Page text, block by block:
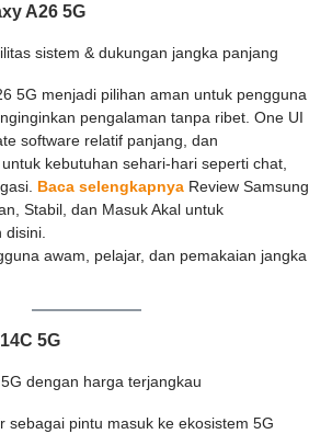
A26 5G
sistem & dukungan jangka panjang
5G menjadi pilihan aman untuk pengguna
pengalaman tanpa ribet. One UI
software relatif panjang, dan
kebutuhan sehari-hari seperti chat,
Baca selengkapnya Review Samsung
Stabil, dan Masuk Akal untuk
awam, pelajar, dan pemakaian jangka
5G
dengan harga terjangkau
sebagai pintu masuk ke ekosistem 5G